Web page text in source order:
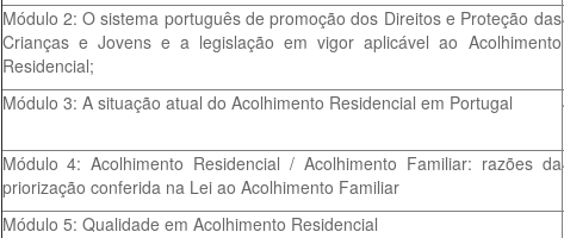
Módulo 2: O sistema português de promoção dos Direitos e Proteção das
Crianças e Jovens e a legislação em vigor aplicável ao Acolhimento
Residencial;
Módulo 3: A situação atual do Acolhimento Residencial em Portugal
Módulo 4: Acolhimento Residencial / Acolhimento Familiar: razões da
priorização conferida na Lei ao Acolhimento Familiar
Módulo 5: Qualidade em Acolhimento Residencial